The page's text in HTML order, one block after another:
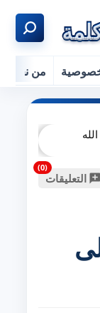
من نحن
التعليقات